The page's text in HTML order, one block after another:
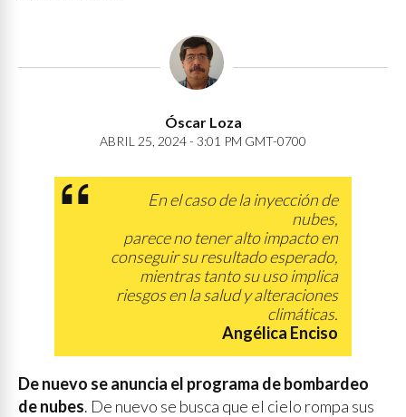
Óscar Loza
ABRIL 25, 2024 - 3:01 PM GMT-0700
En el caso de la inyección de
nubes,
parece no tener alto impacto en
conseguir su resultado esperado,
mientras tanto su uso implica
riesgos en la salud y alteraciones
climáticas.
Angélica Enciso
De nuevo se anuncia el programa de bombardeo
de nubes. De nuevo se busca que el cielo rompa sus